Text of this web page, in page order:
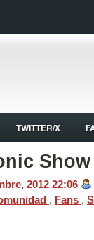
TWITTER/X
2012 22:06
, Fans ,